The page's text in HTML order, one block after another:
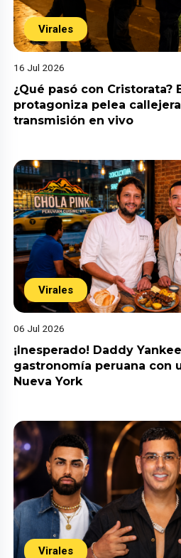
Virales
16 Jul 2026
¿Qué pasó con Cristorata?
protagoniza pelea
transmisión en vivo
Virales
06 Jul 2026
¡Inesperado! Daddy
gastronomía peruana con
Nueva York
Virales